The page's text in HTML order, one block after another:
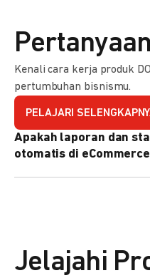
Kenali cara kerja produk
pertumbuhan bisnismu.
PELAJARI
Apakah laporan dan
otomatis di
Jelajahi